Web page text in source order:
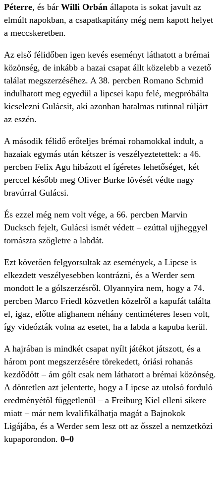
Péterre, és bár Willi Orbán állapota is sokat javult az
elmúlt napokban, a csapatkapitány még nem kapott helyet
a meccskeretben.
Az első félidőben igen kevés eseményt láthatott a brémai
közönség, de inkább a hazai csapat állt közelebb a vezető
találat megszerzéséhez. A 38. percben Romano Schmid
indulhatott meg egyedül a lipcsei kapu felé, megpróbálta
kicselezni Gulácsit, aki azonban hatalmas rutinnal túljárt
az eszén.
A második félidő erőteljes brémai rohamokkal indult, a
hazaiak egymás után kétszer is veszélyeztetettek: a 46.
percben Felix Agu hibázott el ígéretes lehetőséget, két
perccel később meg Oliver Burke lövését védte nagy
bravúrral Gulácsi.
És ezzel még nem volt vége, a 66. percben Marvin
Ducksch fejelt, Gulácsi ismét védett – ezúttal ujjheggyel
tornászta szögletre a labdát.
Ezt követően felgyorsultak az események, a Lipcse is
elkezdett veszélyesebben kontrázni, és a Werder sem
mondott le a gólszerzésről. Olyannyira nem, hogy a 74.
percben Marco Friedl közvetlen közelről a kapufát találta
el, igaz, előtte alighanem néhány centiméteres lesen volt,
így videózták volna az esetet, ha a labda a kapuba kerül.
A hajrában is mindkét csapat nyílt játékot játszott, és a
három pont megszerzésére törekedett, óriási rohanás
kezdődött – ám gólt csak nem láthatott a brémai közönség.
A döntetlen azt jelentette, hogy a Lipcse az utolsó forduló
eredményétől függetlenül – a Freiburg Kiel elleni sikere
miatt – már nem kvalifikálhatja magát a Bajnokok
Ligájába, és a Werder sem lesz ott az ősszel a nemzetközi
kupaporondon. 0–0